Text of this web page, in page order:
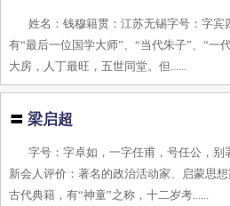
姓名：钱穆籍贯：江苏无锡字号：字
有“最后一位国学大师”、“当代朱子”、“
大房，人丁最旺，五世同堂。但......
〓梁启超
字号：字卓如，一字任甫，号任公，
新会人评价：著名的政治活动家、启蒙思
古代典籍，有“神童”之称，十二岁考......